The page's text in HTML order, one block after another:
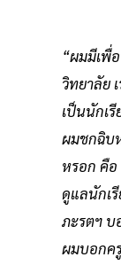
“ผมมีเพื่
วิทยาลัย
เป็นนักเ
ผมชกฉิบ
หรอก คือ
ดูแลนักเ
ภะรตฯ บ
ผมบอกค